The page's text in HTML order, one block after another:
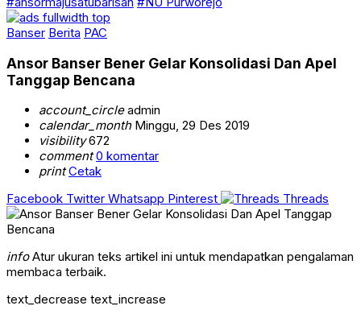
Banser Berita PAC
Ansor Banser Bener Gelar Konsolidasi Dan Apel
Tanggap Bencana
account_circleadmin
calendar_monthMinggu, 29 Des 2019
visibility672
comment 0 komentar
print Cetak
Facebook Twitter Whatsapp Pinterest Threads
infoAtur ukuran teks artikel ini untuk mendapatkan pengalaman
membaca terbaik.
text_decrease text_increase